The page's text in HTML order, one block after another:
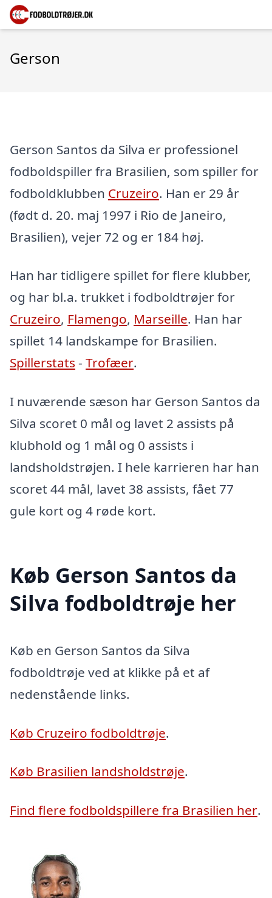
Gerson
Gerson Santos da Silva er professionel
fodboldspiller fra Brasilien, som spiller for
fodboldklubben Cruzeiro. Han er 29 år
(født d. 20. maj 1997 i Rio de Janeiro,
Brasilien), vejer 72 og er 184 høj.
Han har tidligere spillet for flere klubber,
og har bl.a. trukket i fodboldtrøjer for
Cruzeiro, Flamengo, Marseille. Han har
spillet 14 landskampe for Brasilien.
Spillerstats - Trofæer.
I nuværende sæson har Gerson Santos da
Silva scoret 0 mål og lavet 2 assists på
klubhold og 1 mål og 0 assists i
landsholdstrøjen. I hele karrieren har han
scoret 44 mål, lavet 38 assists, fået 77
gule kort og 4 røde kort.
Køb Gerson Santos da
Silva fodboldtrøje her
Køb en Gerson Santos da Silva
fodboldtrøje ved at klikke på et af
nedenstående links.
Køb Cruzeiro fodboldtrøje.
Køb Brasilien landsholdstrøje.
Find flere fodboldspillere fra Brasilien her.